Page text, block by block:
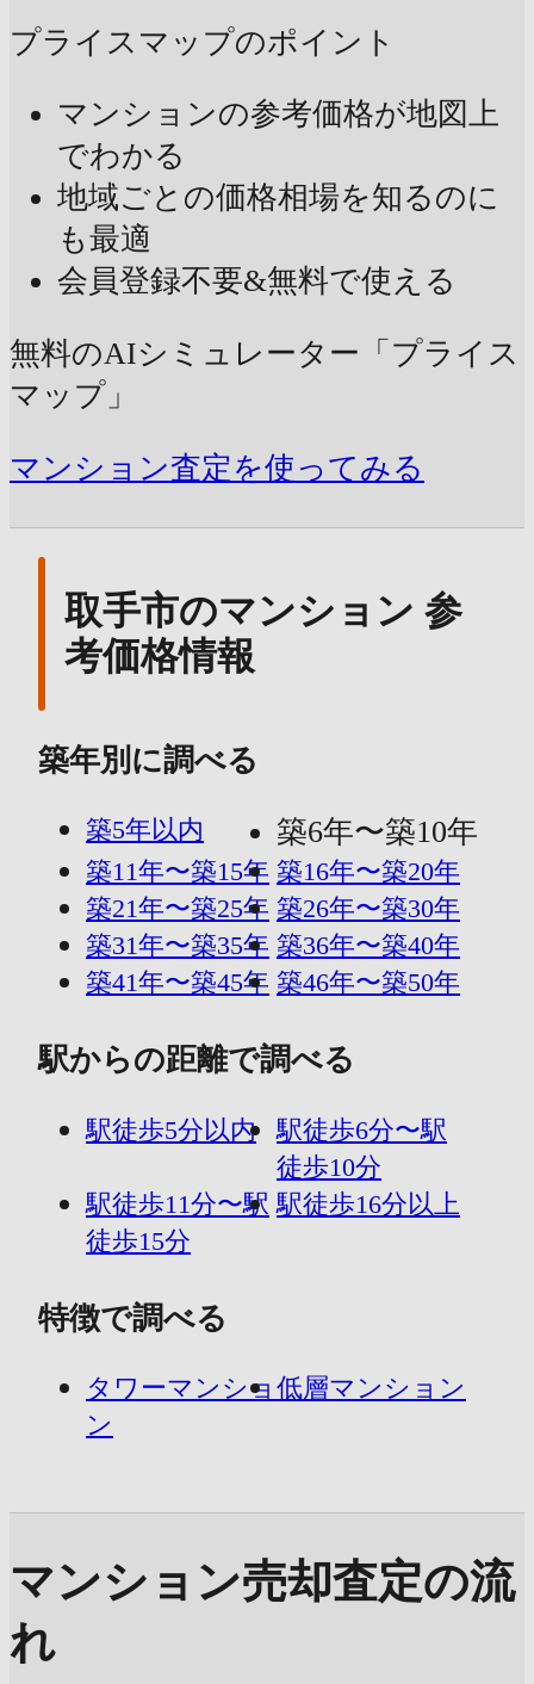
プライスマップのポイント
マンションの参考価格が地図上
でわかる
地域ごとの価格相場を知るのに
も最適
会員登録不要&無料で使える
無料のAIシミュレーター「プライス
マップ」
マンション査定を使ってみる
取手市のマンション 参
考価格情報
築年別に調べる
築5年以内 築6年〜築10年
築11年〜築15年 築16年〜築20年
築21年〜築25年 築26年〜築30年
築31年〜築35年 築36年〜築40年
築41年〜築45年 築46年〜築50年
駅からの距離で調べる
駅徒歩5分以内
駅徒歩6分〜駅
徒歩10分
駅徒歩11分〜駅
徒歩15分
駅徒歩16分以上
特徴で調べる
タワーマンショ
ン
低層マンション
マンション売却査定の流
れ